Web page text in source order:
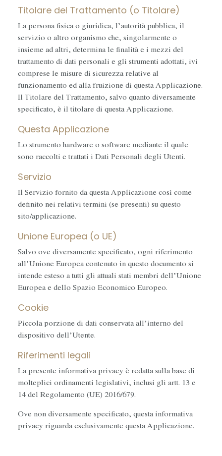
Titolare del Trattamento (o Titolare)
La persona fisica o giuridica, l’autorità pubblica, il
servizio o altro organismo che, singolarmente o
insieme ad altri, determina le finalità e i mezzi del
trattamento di dati personali e gli strumenti adottati, ivi
comprese le misure di sicurezza relative al
funzionamento ed alla fruizione di questa Applicazione.
Il Titolare del Trattamento, salvo quanto diversamente
specificato, è il titolare di questa Applicazione.
Questa Applicazione
Lo strumento hardware o software mediante il quale
sono raccolti e trattati i Dati Personali degli Utenti.
Servizio
Il Servizio fornito da questa Applicazione così come
definito nei relativi termini (se presenti) su questo
sito/applicazione.
Unione Europea (o UE)
Salvo ove diversamente specificato, ogni riferimento
all’Unione Europea contenuto in questo documento si
intende esteso a tutti gli attuali stati membri dell’Unione
Europea e dello Spazio Economico Europeo.
Cookie
Piccola porzione di dati conservata all’interno del
dispositivo dell’Utente.
Riferimenti legali
La presente informativa privacy è redatta sulla base di
molteplici ordinamenti legislativi, inclusi gli artt. 13 e
14 del Regolamento (UE) 2016/679.
Ove non diversamente specificato, questa informativa
privacy riguarda esclusivamente questa Applicazione.